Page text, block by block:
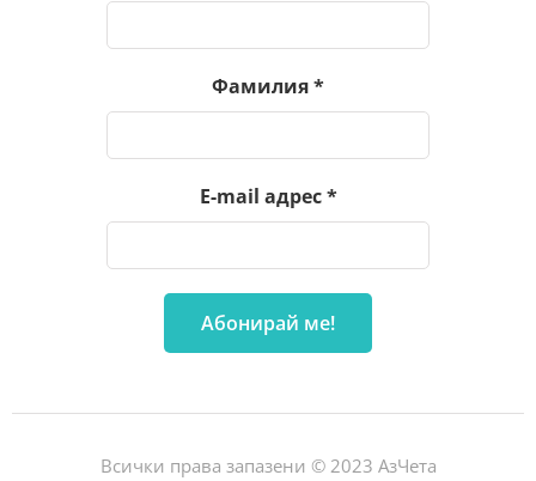
Фамилия*
E-mail адрес*
Всички права запазени © 2023 АзЧета